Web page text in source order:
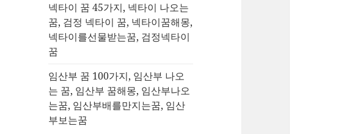
넥타이 꿈 45가지, 넥타이 나오는
꿈, 검정 넥타이 꿈, 넥타이꿈해몽,
넥타이를선물받는꿈, 검정넥타이
꿈
임산부 꿈 100가지, 임산부 나오
는 꿈, 임산부 꿈해몽, 임산부나오
는꿈, 임산부배를만지는꿈, 임산
부보는꿈